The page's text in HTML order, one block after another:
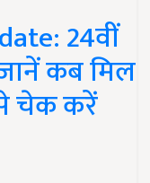
24वीं
कब मिल
चेक करें